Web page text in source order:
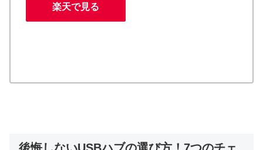
楽天で見る